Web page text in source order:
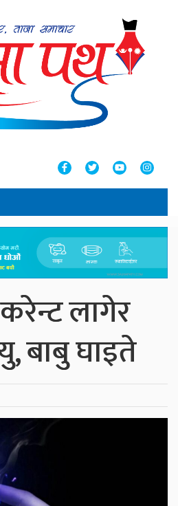
लागेर
बाबु घाइते